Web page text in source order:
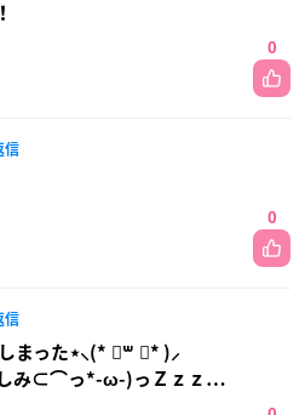
0
信
0
信
しまった⋆⸜(* ॑꒳ ॑* )⸝
しみ⊂⌒っ*-ω-)っＺｚｚ…